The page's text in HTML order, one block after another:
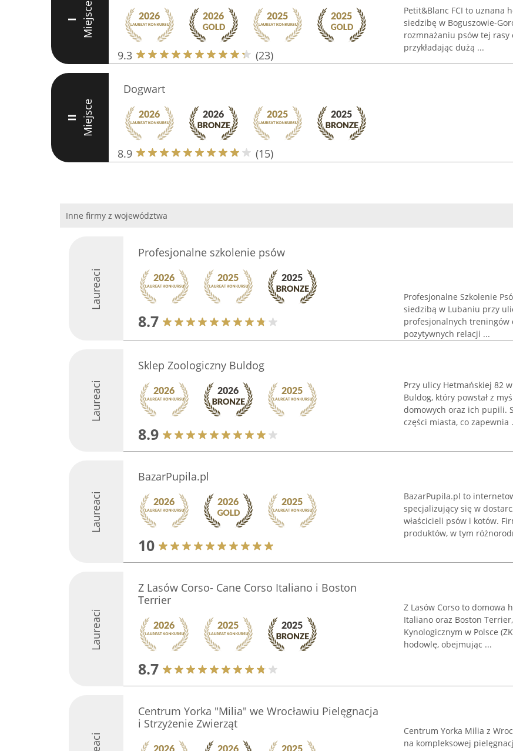
I Miejsce
9.3 (23)
Petit&Blanc FCI to uznana
siedzibę w Boguszowie-
rozmnażaniu psów tej
przykładając dużą ...
II Miejsce
Dogwart
8.9 (15)
Inne firmy z województwa
Laureaci
Profesjonalne szkolenie psów
8.7
Profesjonalne Szkolenie
siedzibą w Lubaniu przy
profesjonalnych treningów
pozytywnych relacji ...
Laureaci
Sklep Zoologiczny Buldog
8.9
Przy ulicy Hetmańskiej 82
Buldog, który powstał z
domowych oraz ich pupili.
części miasta, co zapewnia
Laureaci
BazarPupila.pl
10
BazarPupila.pl to
specjalizujący się w
właścicieli psów i kotów.
produktów, w tym
Laureaci
Z Lasów Corso- Cane Corso Italiano i Boston
Terrier
8.7
Z Lasów Corso to domowa
Italiano oraz Boston
Kynologicznym w Polsce
hodowlę, obejmując ...
Centrum Yorka "Milia" we Wrocławiu Pielęgnacja
i Strzyżenie Zwierząt
Centrum Yorka Milia z
na kompleksowej